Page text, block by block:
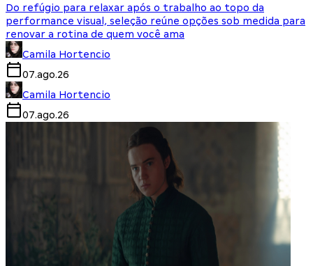
Do refúgio para relaxar após o trabalho ao topo da
performance visual, seleção reúne opções sob medida para
renovar a rotina de quem você ama
Camila Hortencio
07.ago.26
Camila Hortencio
07.ago.26